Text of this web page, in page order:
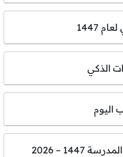
1447
الذكي
اليوم
– 2026